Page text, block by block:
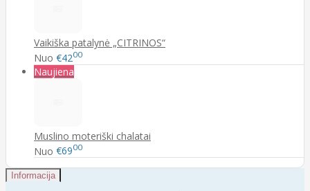
Vaikiška patalynė „CITRINOS“
Nuo €4200
Naujiena
Muslino moteriški chalatai
Nuo €6900
Informacija